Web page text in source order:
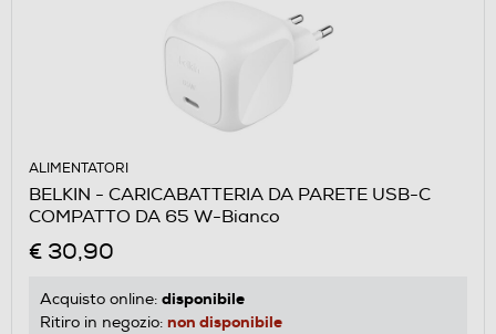
ALIMENTATORI
BELKIN - CARICABATTERIA DA PARETE USB-C
COMPATTO DA 65 W-Bianco
€ 30,90
Acquisto online: disponibile
Ritiro in negozio: non disponibile